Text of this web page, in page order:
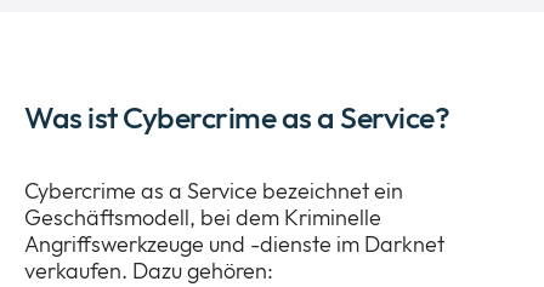
Was ist Cybercrime as a Service?
Cybercrime as a Service bezeichnet ein
Geschäftsmodell, bei dem Kriminelle
Angriffswerkzeuge und -dienste im Darknet
verkaufen. Dazu gehören: